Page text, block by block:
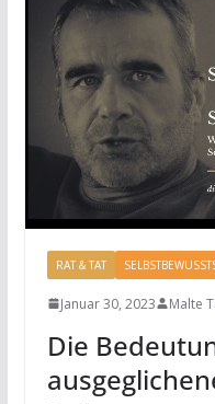
RAT & TAT
Januar 30, 2023 Malte
Die